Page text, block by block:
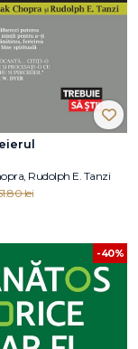
Rudolph E. Tanzi
lei
-40%